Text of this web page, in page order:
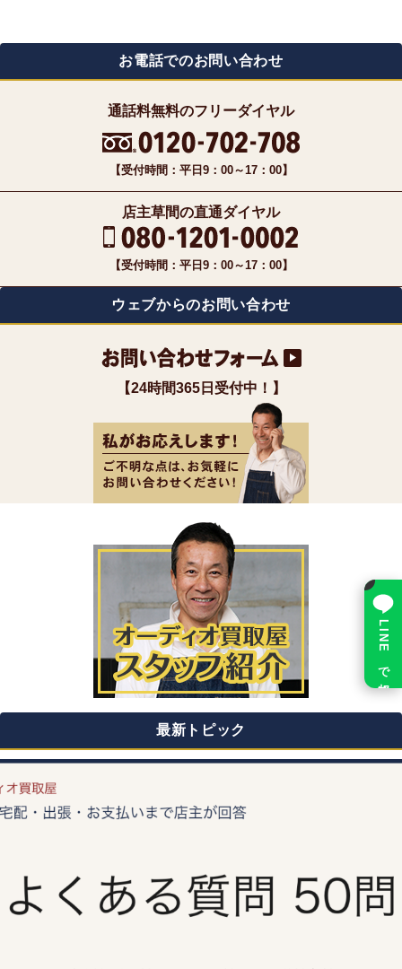
お電話でのお問い合わせ
通話料無料のフリーダイヤル
【受付時間：平日9：00～17：00】
店主草間の直通ダイヤル
【受付時間：平日9：00～17：00】
ウェブからのお問い合わせ
【24時間365日受付中！】
最新トピック
LINE で相談
×